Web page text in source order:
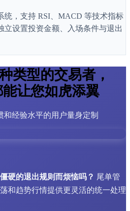
统，支持 RSI、MACD 等技术指标
立设置投资金额、入场条件与退出
类型的交易者，
让您如虎添翼
和经验水平的用户量身定制
硬的退出规则而烦恼吗？ 尾单管
和趋势行情提供更灵活的统一处理